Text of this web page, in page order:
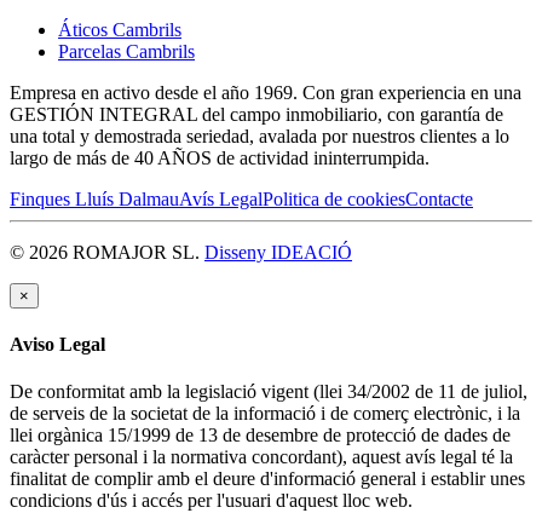
Áticos Cambrils
Parcelas Cambrils
Empresa en activo desde el año 1969. Con gran experiencia en una
GESTIÓN INTEGRAL del campo inmobiliario, con garantía de
una total y demostrada seriedad, avalada por nuestros clientes a lo
largo de más de 40 AÑOS de actividad ininterrumpida.
Finques Lluís DalmauAvís LegalPolitica de cookiesContacte
© 2026 ROMAJOR SL. Disseny IDEACIÓ
×
Aviso Legal
De conformitat amb la legislació vigent (llei 34/2002 de 11 de juliol,
de serveis de la societat de la informació i de comerç electrònic, i la
llei orgànica 15/1999 de 13 de desembre de protecció de dades de
caràcter personal i la normativa concordant), aquest avís legal té la
finalitat de complir amb el deure d'informació general i establir unes
condicions d'ús i accés per l'usuari d'aquest lloc web.